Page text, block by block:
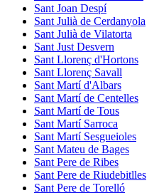
Sant Joan Despí
Sant Julià de Cerdanyola
Sant Julià de Vilatorta
Sant Just Desvern
Sant Llorenç d'Hortons
Sant Llorenç Savall
Sant Martí d'Albars
Sant Martí de Centelles
Sant Martí de Tous
Sant Martí Sarroca
Sant Martí Sesgueioles
Sant Mateu de Bages
Sant Pere de Ribes
Sant Pere de Riudebitlles
Sant Pere de Torelló